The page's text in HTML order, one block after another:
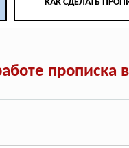
КАК СДЕЛАТЬ
прописка